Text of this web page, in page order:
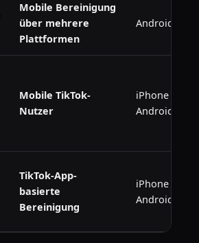
Mobile Bereinigung
über mehrere
Plattformen
Android und
Mobile TikTok-
Nutzer
iPhone und
Android
TikTok-App-
basierte
Bereinigung
iPhone und
Android